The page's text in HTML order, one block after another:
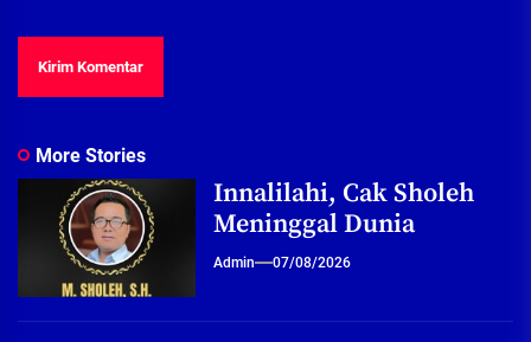
More Stories
Innalilahi, Cak Sholeh
Meninggal Dunia
Admin 07/08/2026